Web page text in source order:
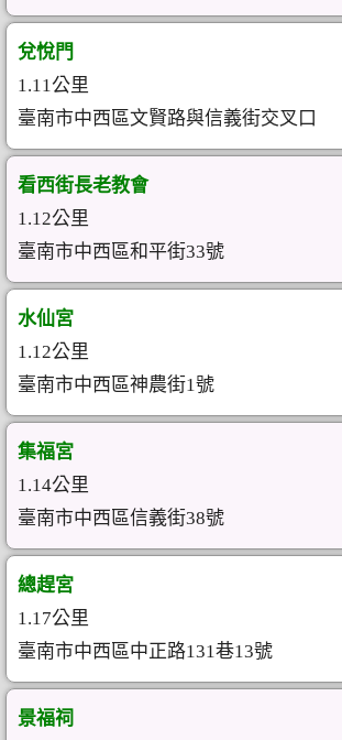
兌悅門
1.11公里
臺南市中西區文賢路與信義街交叉口
看西街長老教會
1.12公里
臺南市中西區和平街33號
水仙宮
1.12公里
臺南市中西區神農街1號
集福宮
1.14公里
臺南市中西區信義街38號
總趕宮
1.17公里
臺南市中西區中正路131巷13號
景福祠